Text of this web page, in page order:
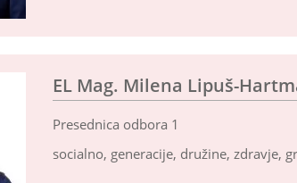
EL Mag. Milena Lipuš-
Presednica odbora 1
socialno, generacije, družine, zdravje,